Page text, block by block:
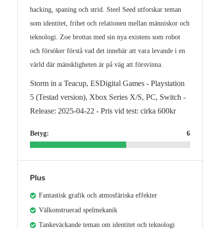
hacking, spaning och strid. Steel Seed utforskar teman
som identitet, frihet och relationen mellan människor och
teknologi. Zoe brottas med sin nya existens som robot
och försöker förstå vad det innebär att vara levande i en
värld där mänskligheten är på väg att försvinna.
Storm in a Teacup, ESDigital Games - Playstation
5 (Testad version), Xbox Series X/S, PC, Switch -
Release: 2025-04-22 - Pris vid test: cirka 600kr
Betyg: 6
Plus
Fantastisk grafik och atmosfäriska effekter
Välkonstruerad spelmekanik
Tankeväckande teman om identitet och teknologi